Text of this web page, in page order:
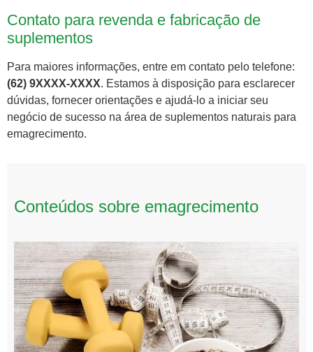
Contato para revenda e fabricação de
suplementos
Para maiores informações, entre em contato pelo telefone:
(62) 9XXXX-XXXX. Estamos à disposição para esclarecer
dúvidas, fornecer orientações e ajudá-lo a iniciar seu
negócio de sucesso na área de suplementos naturais para
emagrecimento.
Conteúdos sobre emagrecimento